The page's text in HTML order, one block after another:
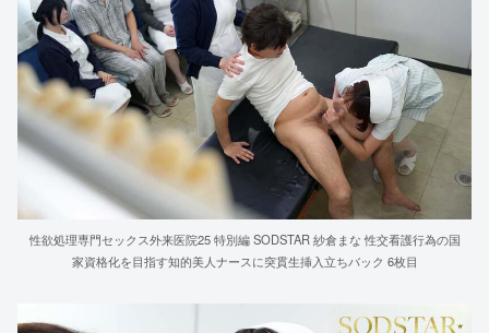
性欲処理専門セックス外来医院25 特別編 SODSTAR 紗倉まな 性交看護行為の国
家資格化を目指す知的美人ナースに突貫生挿入立ちバック 6枚目